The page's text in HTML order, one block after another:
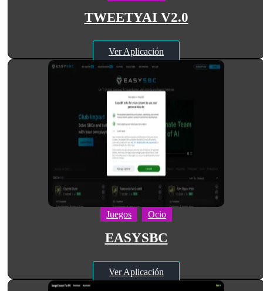
TWEETYAI V2.0
Ver Aplicación
Juegos Ocio
EASYSBC
Ver Aplicación